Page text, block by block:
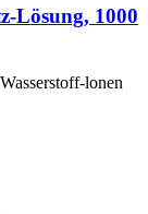
​Lösung, 1000
​lonen